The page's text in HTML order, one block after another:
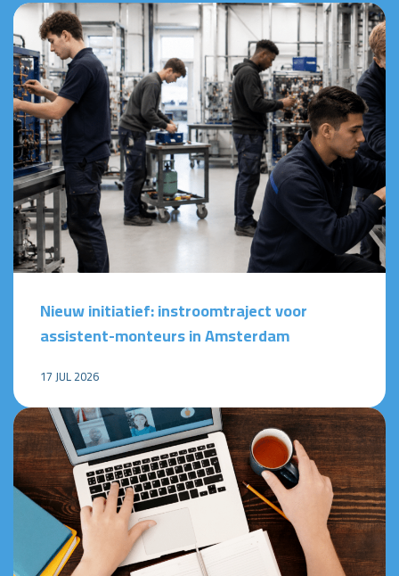
Nieuw initiatief: instroomtraject voor
assistent-monteurs in Amsterdam
17 JUL 2026